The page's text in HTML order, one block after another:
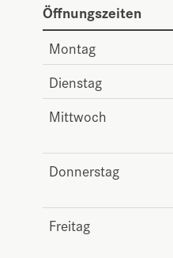
Öffnungszeiten
Montag
Dienstag
Mittwoch
Donnerstag
Freitag